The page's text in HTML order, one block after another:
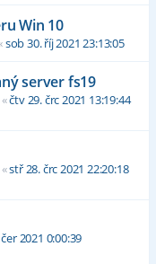
Win 10
sob 30. říj 2021 23:13:05
server fs19
«čtv 29. črc 2021 13:19:44
«stř 28. črc 2021 22:20:18
2021 0:00:39